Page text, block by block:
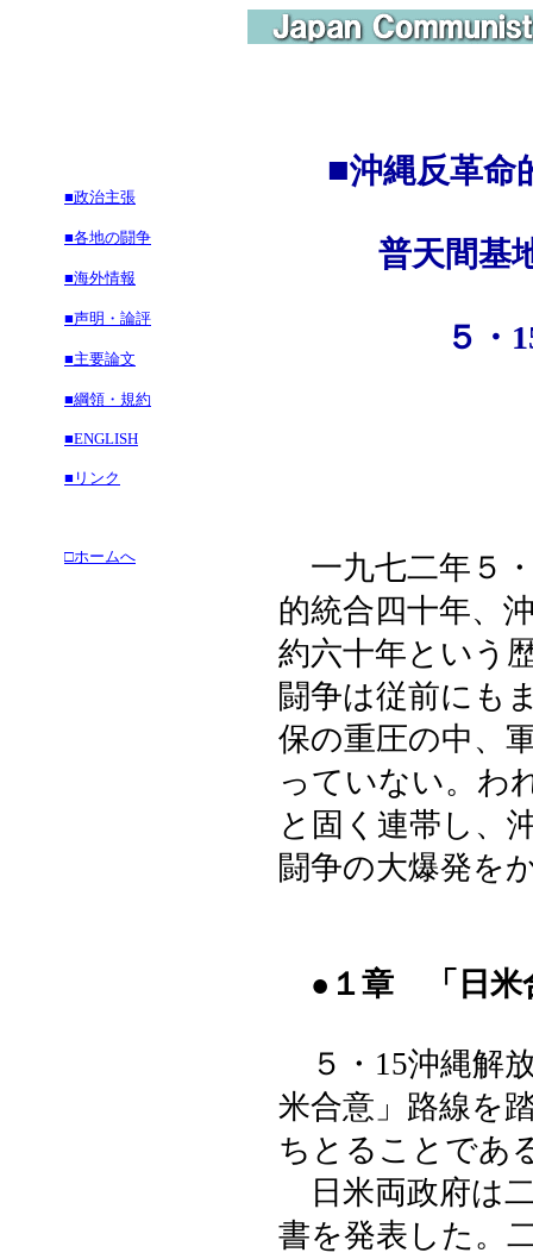
■政治主張
■各地の闘争
■海外情報
■声明・論評
■主要論文
■綱領・規約
■ENGLISH
■リンク
□ホームへ
■沖縄反革命
普天間基地
５・15沖縄
一九七二年５
的統合四十年、
約六十年という
闘争は従前にも
保の重圧の中、
っていない。わ
と固く連帯し、
闘争の大爆発を
●１章 「日米
５・15沖縄解
米合意」路線を
ちとることであ
日米両政府は
書を発表した。